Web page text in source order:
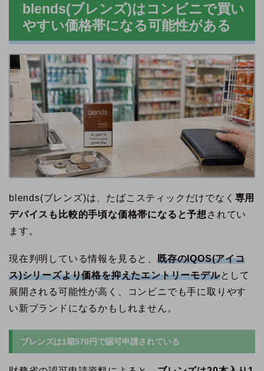
blends(ブレンズ)はコンビニで買い
やすい価格帯になる可能性がある
blends(ブレンズ)は、たばこスティックだけでなく 専用
デバイスも比較的手頃な価格帯になると予想 されてい
ます。
現在判明している情報を見ると、 既存のIQOS(アイコ
ス)シリーズより価格を抑えたエントリーモデルとして
展開される可能性が高く、コンビニでも手に取りやす
い新ブランドになるかもしれません。
ブレンズは1箱570円で認可申請されている